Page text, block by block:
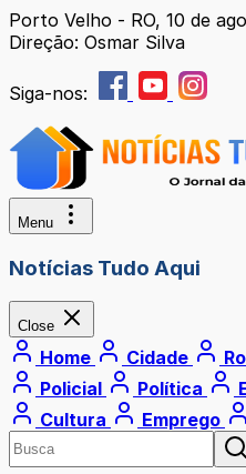
Porto Velho - RO, 10 de
Direção: Osmar Silva
Siga-nos:
Menu
Notícias Tudo Aqui
Close
Home Cidade
Policial
Política
Cultura
Emprego